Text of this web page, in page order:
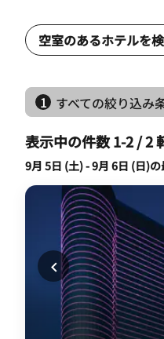
空室のあるホテルを
1 すべての絞り込み
表示中の件数 1-2 / 2
9月 5日 (土) - 9月 6日 (日)